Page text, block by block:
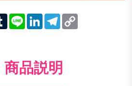
TumblrLine LinkedInTelegram
商品説明